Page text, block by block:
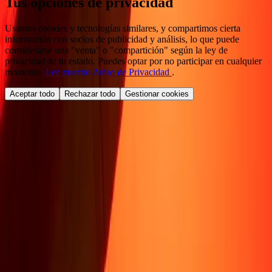
Usamos cookies y tecnologías similares, y compartimos cierta
información con socios de publicidad y análisis, lo que puede
considerarse una "venta" o "compartición" según la ley de
privacidad de tu estado. Puedes optar por no participar en cualquier
momento. Lee nuestro Aviso de Privacidad .
Aceptar todo Rechazar todo Gestionar cookies